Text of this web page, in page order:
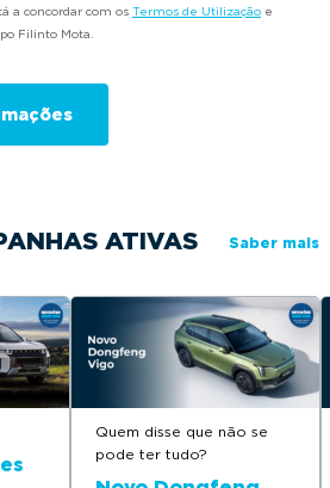
a concordar com os Termos de Utilização e
Filinto Mota.
ATIVAS
Saber mais
Quem disse que não se
pode ter tudo?